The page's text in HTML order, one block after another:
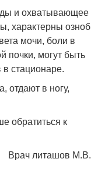
и охватывающее
характерны озноб
мочи, боли в
почки, могут быть
стационаре.
отдают в ногу,
обратиться к
Врач литашов М.В.